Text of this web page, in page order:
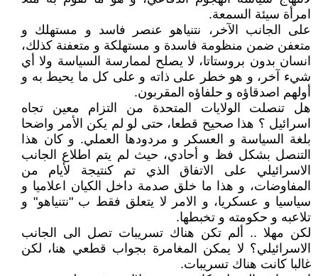
امرأة سيئة السمعة.
على الجانب الآخر، نتنياهو عنصر فاسد و مستهلك و
متعفن ضمن منظومة فاسدة و مستهلكة و متعفنة كذلك،
انسان بدون بروستاتا، لا يصلح لممارسة السياسة ولا أي
شيء آخر، و هو خطر على ذاته و على كل ما يحيط به و
أولهم اصدقاؤه و حلفاؤه المقربون.
هل تنصلت الولايات المتحدة من التزام معين تجاه
اسرائيل ؟ هذا صحيح قطعا، حتى لو لم يكن الأمر واضحا
بلغة السياسة و العسكر و مردودها العملي. و كان هذا
التنصل بشكل فظ و أحادي، حيث لم يتم اطلاع الجانب
الاسرائيلي على الاتفاق الذي تم كنتيجة لأيام من
المفاوضات، و هذا ما خلق صدمة داخل الكيان اعلاميا و
سياسيا و عسكريا، و الامر لا يتعلق فقط ب "نتنياهو" و
تلاعبه و حكومته و تخبطها.
لكن مهلا .. ألم تكن هناك تسريبات تصل الى الجانب
الاسرائيلي؟ لا يمكن المغامرة بجواب قطعي هنا، لكن
غالبا كانت هناك تسريبات.